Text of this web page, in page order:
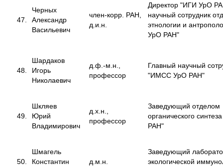
47.
Черных
Александр
Васильевич
член-корр. РАН,
д.и.н.
Директор "ИГИ УрО
научный сотрудник
этнологии и
УрО РАН"
48.
Шардаков
Игорь
Николаевич
д.ф.-м.н.,
профессор
Главный научный
"ИМСС УрО РАН"
49.
Шкляев
Юрий
Владимирович
д.х.н.,
профессор
Заведующий отделом
органического
РАН"
50.
Шмагель
Константин
д.м.н.
Заведующий
экологической